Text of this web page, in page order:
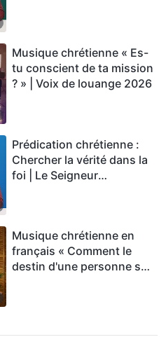
Musique chrétienne « Es-
tu conscient de ta mission
? » | Voix de louange 2026
Prédication chrétienne :
Chercher la vérité dans la
foi | Le Seigneur
Musique chrétienne en
français « Comment le
destin d'une personne se